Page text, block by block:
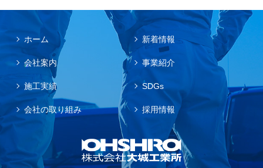
ホーム 新着情報
会社案内 事業紹介
施工実績 SDGs
会社の取り組み 採用情報